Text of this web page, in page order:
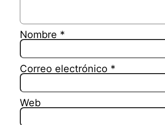
Nombre *
Correo electrónico *
Web